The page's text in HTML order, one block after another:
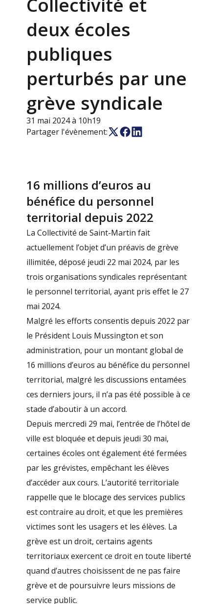
Collectivité et
deux écoles
publiques
perturbés par une
grève syndicale
31 mai 2024 à 10h19
Partager l'évènement:
16 millions d’euros au
bénéfice du personnel
territorial depuis 2022
La Collectivité de Saint-Martin fait
actuellement l’objet d’un préavis de grève
illimitée, déposé jeudi 22 mai 2024, par les
trois organisations syndicales représentant
le personnel territorial, ayant pris effet le 27
mai 2024.
Malgré les efforts consentis depuis 2022 par
le Président Louis Mussington et son
administration, pour un montant global de
16 millions d’euros au bénéfice du personnel
territorial, malgré les discussions entamées
ces derniers jours, il n’a pas été possible à ce
stade d’aboutir à un accord.
Depuis mercredi 29 mai, l’entrée de l’hôtel de
ville est bloquée et depuis jeudi 30 mai,
certaines écoles ont également été fermées
par les grévistes, empêchant les élèves
d’accéder aux cours. L’autorité territoriale
rappelle que le blocage des services publics
est contraire au droit, et que les premières
victimes sont les usagers et les élèves. La
grève est un droit, certains agents
territoriaux exercent ce droit en toute liberté
quand d’autres choisissent de ne pas faire
grève et de poursuivre leurs missions de
service public.